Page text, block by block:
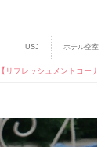
USJ ホテル空室
【リフレッシュメントコー